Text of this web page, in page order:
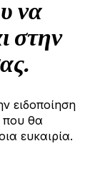
να
στην
ειδοποίηση
που θα
ευκαιρία.